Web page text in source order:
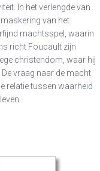
In het verlengde van
van het
machtsspel, waarin
richt Foucault zijn
christendom, waar hij
vraag naar de macht
relatie tussen waarheid